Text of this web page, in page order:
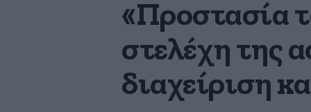
«Προστασία
στελέχη της
διαχείριση